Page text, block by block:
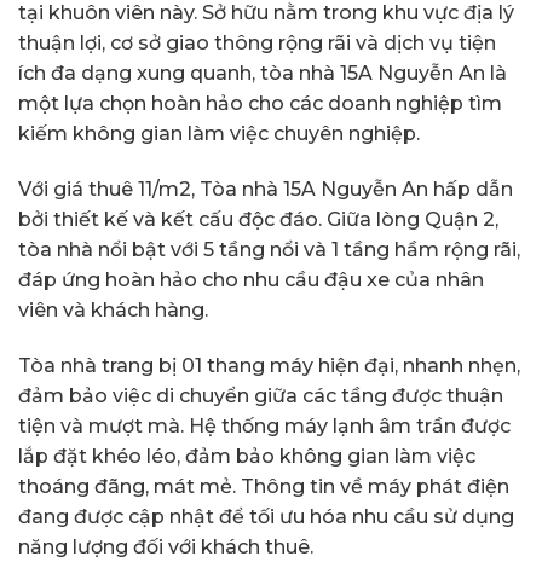
tại khuôn viên này. Sở hữu nằm trong khu vực địa lý
thuận lợi, cơ sở giao thông rộng rãi và dịch vụ tiện
ích đa dạng xung quanh, tòa nhà 15A Nguyễn An là
một lựa chọn hoàn hảo cho các doanh nghiệp tìm
kiếm không gian làm việc chuyên nghiệp.
Với giá thuê 11/m2, Tòa nhà 15A Nguyễn An hấp dẫn
bởi thiết kế và kết cấu độc đáo. Giữa lòng Quận 2,
tòa nhà nổi bật với 5 tầng nổi và 1 tầng hầm rộng rãi,
đáp ứng hoàn hảo cho nhu cầu đậu xe của nhân
viên và khách hàng.
Tòa nhà trang bị 01 thang máy hiện đại, nhanh nhẹn,
đảm bảo việc di chuyển giữa các tầng được thuận
tiện và mượt mà. Hệ thống máy lạnh âm trần được
lắp đặt khéo léo, đảm bảo không gian làm việc
thoáng đãng, mát mẻ. Thông tin về máy phát điện
đang được cập nhật để tối ưu hóa nhu cầu sử dụng
năng lượng đối với khách thuê.